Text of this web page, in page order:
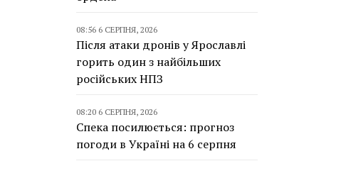
08:56 6 СЕРПНЯ, 2026
Після атаки дронів у Ярославлі
горить один з найбільших
російських НПЗ
08:20 6 СЕРПНЯ, 2026
Спека посилюється: прогноз
погоди в Україні на 6 серпня